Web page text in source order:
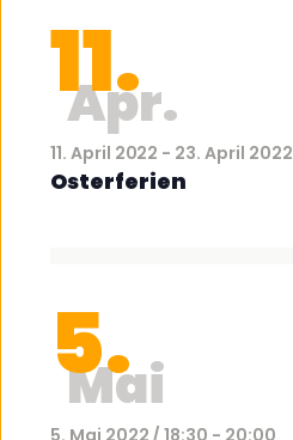
11.
Apr.
11. April 2022 - 23. April 2022
Osterferien
5.
Mai
5. Mai 2022 / 18:30 - 20:00